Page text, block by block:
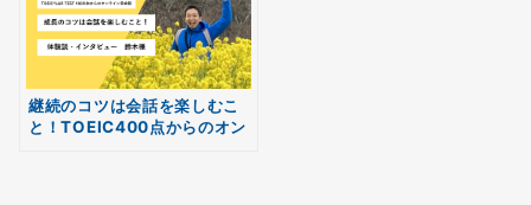
継続のコツは会話を楽しむこ
と！TOEIC400点からのオン